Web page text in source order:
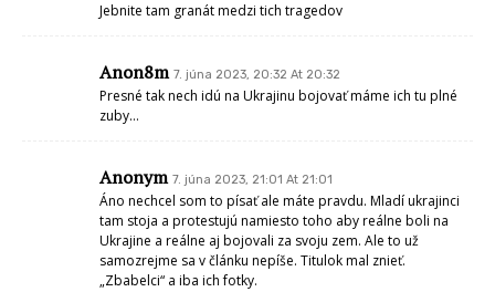
Jebnite tam granát medzi tich tragedov
Anon8m 7. júna 2023, 20:32 At 20:32
Presné tak nech idú na Ukrajinu bojovať máme ich tu plné
zuby…
Anonym 7. júna 2023, 21:01 At 21:01
Áno nechcel som to písať ale máte pravdu. Mladí ukrajinci
tam stoja a protestujú namiesto toho aby reálne boli na
Ukrajine a reálne aj bojovali za svoju zem. Ale to už
samozrejme sa v článku nepíše. Titulok mal znieť.
„Zbabelci“ a iba ich fotky.